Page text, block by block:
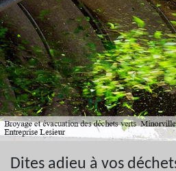
Dites adieu à vos